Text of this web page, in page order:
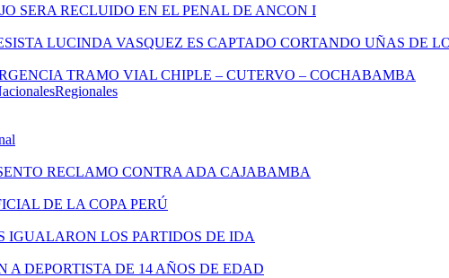
SERA RECLUIDO EN EL PENAL DE ANCON I
LUCINDA VASQUEZ ES CAPTADO CORTANDO UÑAS DE
TRAMO VIAL CHIPLE – CUTERVO – COCHABAMBA
Regionales
RECLAMO CONTRA ADA CAJABAMBA
DE LA COPA PERÚ
IGUALARON LOS PARTIDOS DE IDA
A DEPORTISTA DE 14 AÑOS DE EDAD